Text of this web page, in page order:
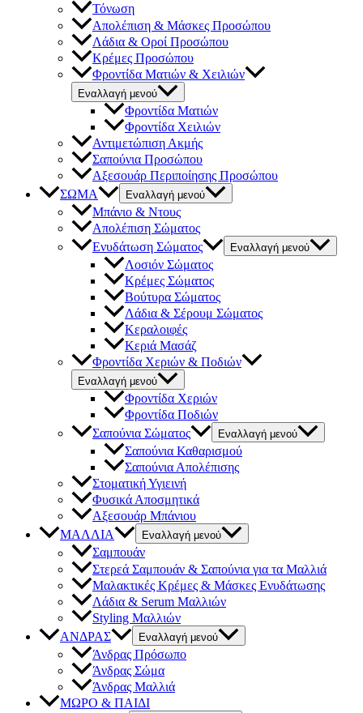
Τόνωση
Απολέπιση & Μάσκες Προσώπου
Λάδια & Οροί Προσώπου
Κρέμες Προσώπου
Φροντίδα Ματιών & Χειλιών
Εναλλαγή μενού
Φροντίδα Ματιών
Φροντίδα Χειλιών
Αντιμετώπιση Ακμής
Σαπούνια Προσώπου
Αξεσουάρ Περιποίησης Προσώπου
ΣΩΜΑ
Εναλλαγή μενού
Μπάνιο & Ντους
Απολέπιση Σώματος
Ενυδάτωση Σώματος
Εναλλαγή μενού
Λοσιόν Σώματος
Κρέμες Σώματος
Βούτυρα Σώματος
Λάδια & Σέρουμ Σώματος
Κεραλοιφές
Κεριά Μασάζ
Φροντίδα Χεριών & Ποδιών
Εναλλαγή μενού
Φροντίδα Χεριών
Φροντίδα Ποδιών
Σαπούνια Σώματος
Εναλλαγή μενού
Σαπούνια Καθαρισμού
Σαπούνια Απολέπισης
Στοματική Υγιεινή
Φυσικά Αποσμητικά
Αξεσουάρ Μπάνιου
ΜΑΛΛΙΑ
Εναλλαγή μενού
Σαμπουάν
Στερεά Σαμπουάν & Σαπούνια για τα Μαλλιά
Μαλακτικές Κρέμες & Μάσκες Ενυδάτωσης
Λάδια & Serum Μαλλιών
Styling Μαλλιών
ΑΝΔΡΑΣ
Εναλλαγή μενού
Άνδρας Πρόσωπο
Άνδρας Σώμα
Άνδρας Μαλλιά
ΜΩΡΟ & ΠΑΙΔΙ